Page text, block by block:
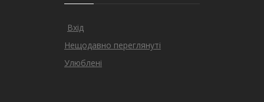
Вхід
Нещодавно переглянуті
Улюблені